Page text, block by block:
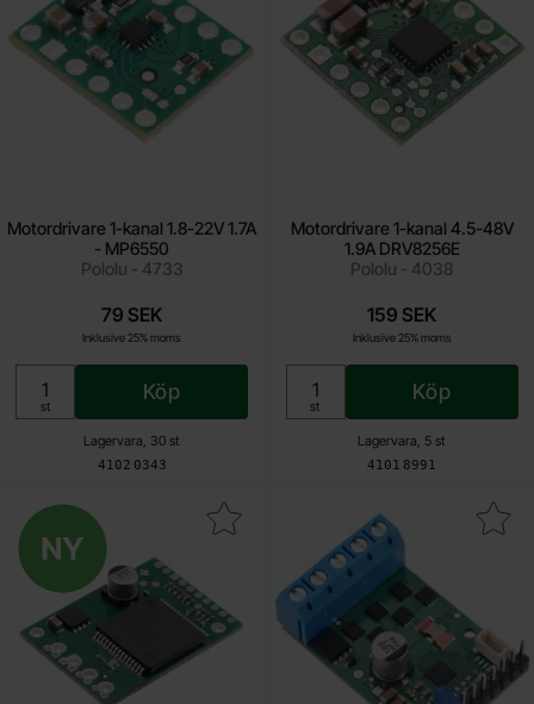
Motordrivare 1-kanal 1.8-22V 1.7A
- MP6550
Pololu - 4733
Art. nr
4102 0343
Lagervara, 30 st
79 SEK
Inklusive 25% moms
Enhet:
st
Köp
Motordrivare 1-kanal 4.5-48V
1.9A DRV8256E
Pololu - 4038
Art. nr
4101 8991
Lagervara, 5 st
159 SEK
Inklusive 25% moms
Enhet:
st
Köp
Ny
motordrivare 1-kanal 5.5-24V 12A VNH5019 som favorit
Makera motordrivare för borstlösa